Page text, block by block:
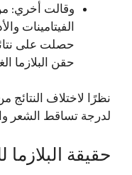
وقالت أخري:
الفيتامينات
حصلت على
حقن البلازما
نظرًا لاختلاف النتائج
لدرجة تساقط الشعر
حقيقة البلازما